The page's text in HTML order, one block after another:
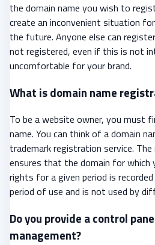
the domain name you wish to
create an inconvenient situation
the future. Anyone else can
not registered, even if this is not
uncomfortable for your brand.
What is domain name
To be a website owner, you must
name. You can think of a domain
trademark registration service.
ensures that the domain for which
rights for a given period is
period of use and is not used by
Do you provide a control
management?